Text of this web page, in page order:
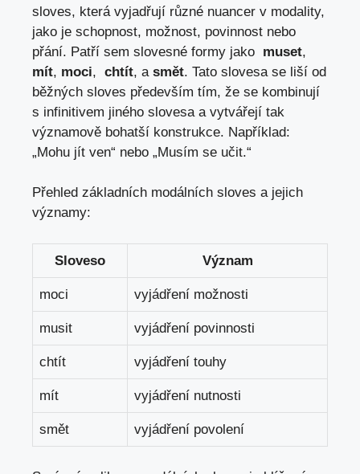
sloves, která vyjadřují různé nuancer v modality,
jako‍ je ⁣schopnost, ‌možnost,‍ povinnost nebo
přání. Patří sem‌ slovesné ⁤formy jako ‍ muset,
mít, moci, ‍ chtít, a smět. Tato slovesa se ​liší ​od
běžných ‌sloves především tím, že se ​kombinují
s​ infinitivem jiného slovesa ⁣a vytvářejí tak
významově ‍bohatší‍ konstrukce.⁢ Například:‍
„Mohu jít ven“ nebo „Musím ⁤se učit.“
Přehled základních ⁢modálních sloves‌ a jejich
významy:
Sloveso Význam
moci vyjádření možnosti
musit vyjádření povinnosti
chtít vyjádření touhy
mít vyjádření nutnosti
smět vyjádření povolení